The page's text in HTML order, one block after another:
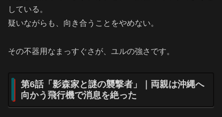
している。
疑いながらも、向き合うことをやめない。
その不器用なまっすぐさが、ユルの強さです。
第6話「影森家と謎の襲撃者」｜両親は沖縄へ
向かう飛行機で消息を絶った